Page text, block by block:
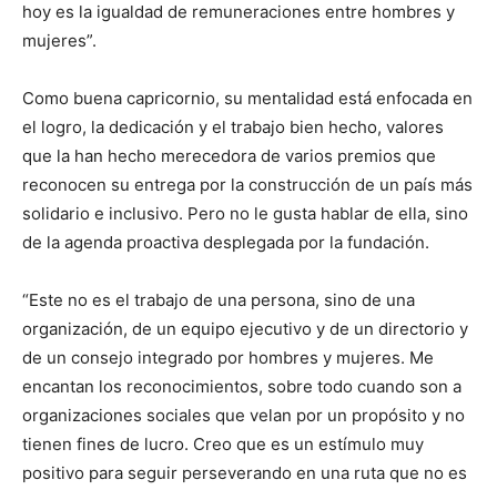
hoy es la igualdad de remuneraciones entre hombres y
mujeres”.
Como buena capricornio, su mentalidad está enfocada en
el logro, la dedicación y el trabajo bien hecho, valores
que la han hecho merecedora de varios premios que
reconocen su entrega por la construcción de un país más
solidario e inclusivo. Pero no le gusta hablar de ella, sino
de la agenda proactiva desplegada por la fundación.
“Este no es el trabajo de una persona, sino de una
organización, de un equipo ejecutivo y de un directorio y
de un consejo integrado por hombres y mujeres. Me
encantan los reconocimientos, sobre todo cuando son a
organizaciones sociales que velan por un propósito y no
tienen fines de lucro. Creo que es un estímulo muy
positivo para seguir perseverando en una ruta que no es